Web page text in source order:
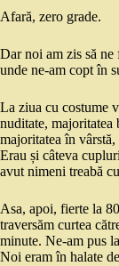
Afară, zero grade.
Dar noi am zis să
unde ne-am copt în
La ziua cu costume
nuditate, majoritatea
majoritatea în
Erau și câteva
avut nimeni treabă
Asa, apoi, fierte la
traversăm curtea
minute. Ne-am pus
Noi eram în halate